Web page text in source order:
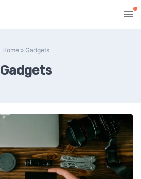
Home » Gadgets
Gadgets